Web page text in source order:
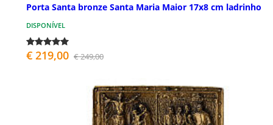
Porta Santa bronze Santa Maria Maior 17x8 cm ladrinho
DISPONÍVEL
€ 219,00 € 249,00